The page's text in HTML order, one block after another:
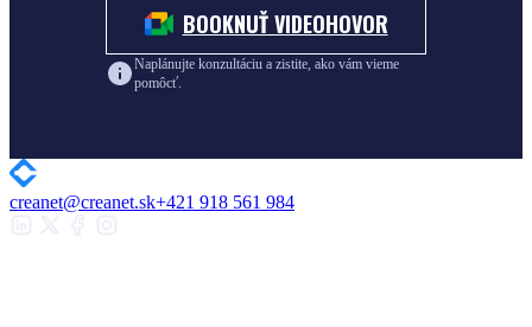
BOOKNUŤ VIDEOHOVOR
Naplánujte konzultáciu a zistite, ako vám vieme
pomôcť.
creanet@creanet.sk+421 918 561 984